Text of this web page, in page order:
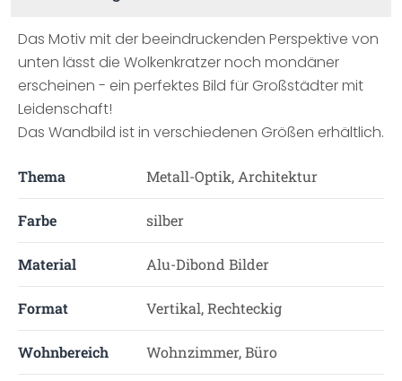
Das Motiv mit der beeindruckenden Perspektive von
unten lässt die Wolkenkratzer noch mondäner
erscheinen - ein perfektes Bild für Großstädter mit
Leidenschaft!
Das Wandbild ist in verschiedenen Größen erhältlich.
Thema Metall-Optik, Architektur
Farbe silber
Material Alu-Dibond Bilder
Format Vertikal, Rechteckig
Wohnbereich Wohnzimmer, Büro